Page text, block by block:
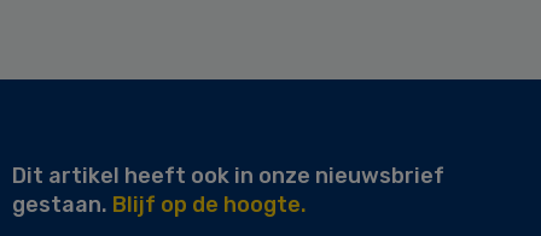
Dit artikel heeft ook in onze nieuwsbrief
gestaan. Blijf op de hoogte.